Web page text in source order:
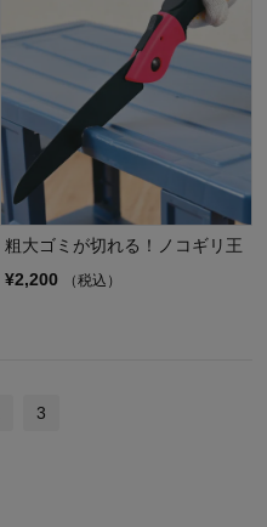
粗大ゴミが切れる！ノコギリ王
¥2,200
（税込）
3